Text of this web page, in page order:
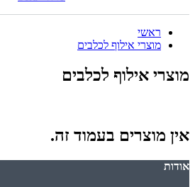
ראשי
מוצרי אילוף לכלבים
מוצרי אילוף לכלבים
אין מוצרים בעמוד זה.
אודות